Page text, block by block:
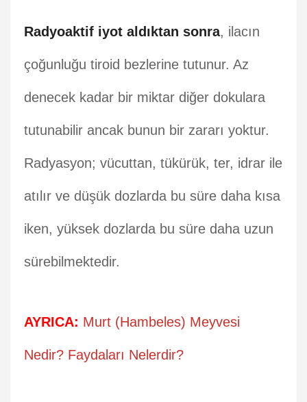
Radyoaktif iyot aldıktan sonra, ilacın
çoğunluğu tiroid bezlerine tutunur. Az
denecek kadar bir miktar diğer dokulara
tutunabilir ancak bunun bir zararı yoktur.
Radyasyon; vücuttan, tükürük, ter, idrar ile
atılır ve düşük dozlarda bu süre daha kısa
iken, yüksek dozlarda bu süre daha uzun
sürebilmektedir.
AYRICA: Murt (Hambeles) Meyvesi
Nedir? Faydaları Nelerdir?